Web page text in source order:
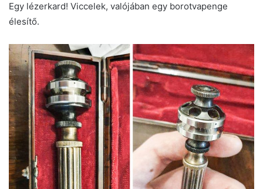
Egy lézerkard! Viccelek, valójában egy borotvapenge
élesítő.